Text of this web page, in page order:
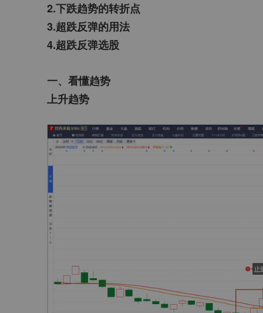
2.下跌趋势的转折点
3.超跌反弹的用法
4.超跌反弹选股
一、看懂趋势
上升趋势